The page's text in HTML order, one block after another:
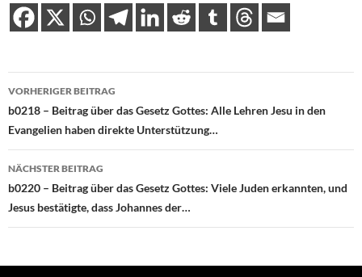
Beitragsnavigation
VORHERIGER BEITRAG
b0218 – Beitrag über das Gesetz Gottes: Alle Lehren Jesu in den
Evangelien haben direkte Unterstützung…
NÄCHSTER BEITRAG
b0220 – Beitrag über das Gesetz Gottes: Viele Juden erkannten, und
Jesus bestätigte, dass Johannes der…